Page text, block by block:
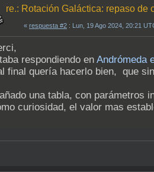
re.: Rotación Galáctica: repaso de
« respuesta #2 : Lun, 19 Ago 2024, 20:21
respondiendo en Andrómeda
final quería hacerlo bien, que
una tabla, con parámetros
curiosidad, el valor mas